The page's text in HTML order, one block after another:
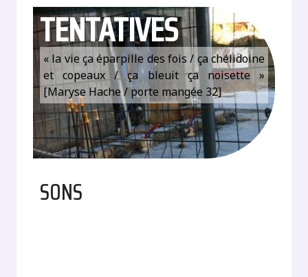
TENTATIVES
« la vie ça éparpille des fois / ça chélidoine
et copeaux / ça bleuit ça noisette »
[Maryse Hache / porte mangée 32]
SONS